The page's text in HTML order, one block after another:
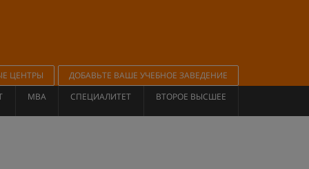
ЦЕНТРЫ
ДОБАВЬТЕ ВАШЕ УЧЕБНОЕ ЗАВЕДЕНИЕ
MBA СПЕЦИАЛИТЕТ ВТОРОЕ ВЫСШЕЕ